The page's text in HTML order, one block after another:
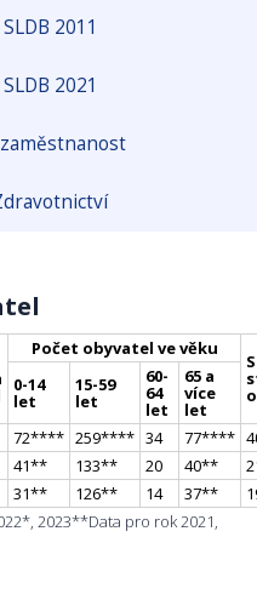
SLDB 2011
SLDB 2021
Počet obyvatel ve věku
0-14
let
15-59
let
60-
64
let
65 a
více
let
72**** 259**** 34 77****
41** 133** 20 40**
31** 126** 14 37**
2023**Data pro rok 2021,